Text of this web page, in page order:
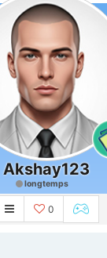
Akshay123
longtemps
0